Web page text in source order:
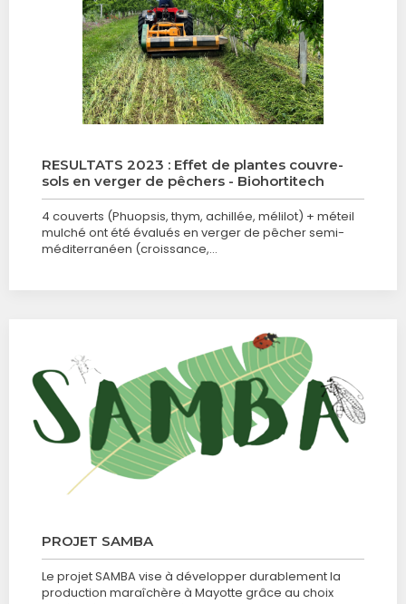
RESULTATS 2023 : Effet de plantes couvre-
sols en verger de pêchers - Biohortitech
4 couverts (Phuopsis, thym, achillée, mélilot) + méteil
mulché ont été évalués en verger de pêcher semi-
méditerranéen (croissance,…
PROJET SAMBA
Le projet SAMBA vise à développer durablement la
production maraîchère à Mayotte grâce au choix